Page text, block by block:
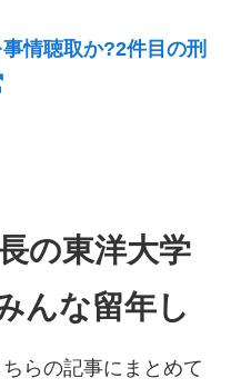
情聴取か?2件目の刑
の東洋大学
んな留年し
らの記事にまとめて